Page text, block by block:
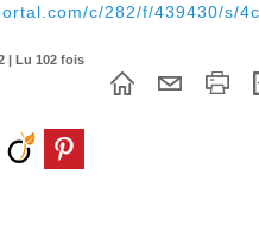
c/282/f/439430/s/
| Lu 102 fois